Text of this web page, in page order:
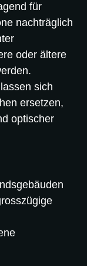
für
nachträglich
oder ältere
sich
ersetzen,
optischer